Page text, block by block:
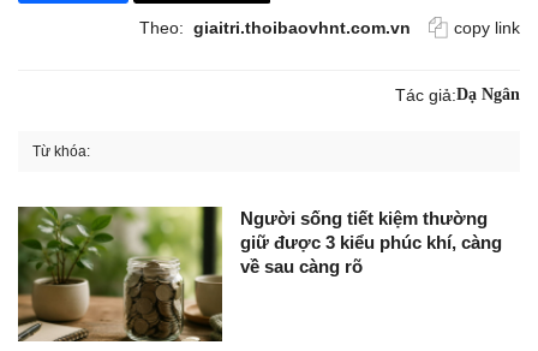
Theo: giaitri.thoibaovhnt.com.vn copy link
Tác giả:Dạ Ngân
Từ khóa:
Người sống tiết kiệm thường
giữ được 3 kiểu phúc khí, càng
về sau càng rõ